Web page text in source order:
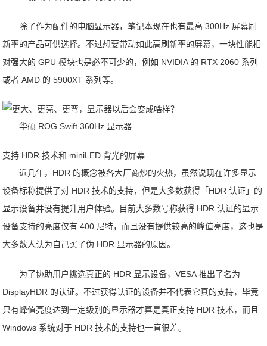
除了作为配件的电脑显示器，笔记本现在也有最高 300Hz 屏幕刷
新率的产品可供选择。不过想要带动如此高刷新率的屏幕，一块性能相
对强大的 GPU 模块也是必不可少的，例如 NVIDIA 的 RTX 2060 系列
或者 AMD 的 5900XT 系列等。
华硕 ROG Swift 360Hz 显示器
支持 HDR 技术和 miniLED 背光的屏幕
近几年，HDR 的概念被各大厂商炒的火热，虽然说现在许多显示
设备标称提供了对 HDR 技术的支持，但是大多数获得「HDR 认证」的
显示设备并没有提升用户体验。目前大多数号称获得 HDR 认证的显示
设备支持的亮度仅有 400 尼特，而且没有提供较高的峰值亮度，这也是
大多数人认为自己买了伪 HDR 显示器的原因。
为了协助用户挑选真正的 HDR 显示设备，VESA 推出了名为
DisplayHDR 的认证。不过获得认证的设备并不代表它真的支持，毕竟
只有峰值亮度达到一定级别的显示器才算是真正支持 HDR 技术，而且
Windows 系统对于 HDR 技术的支持也一直很差。